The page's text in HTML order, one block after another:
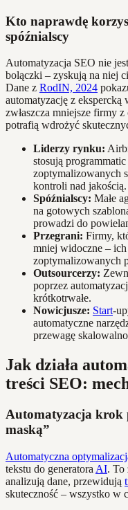
Kto naprawdę
spóźnialscy
Automatyzacja SEO nie
bolączki – zyskują na niej
Dane z RodIN, 2024
automatyzację z ekspercką
zwłaszcza mniejsze firmy
potrafią wdrożyć
Liderzy rynku:
stosują
zoptymalizowanych
kontroli nad jakością.
Spóźnialscy: Małe
na gotowych
prowadzi do
Przegrani: Firmy,
mniej widoczne – ich
zoptymalizowanych
Outsourcerzy:
poprzez
krótkotrwałe.
Nowicjusze: Start-
automatyczne
przewagę
Jak działa
treści SEO:
Automatyzacja krok
maską”
Automatyczna
tekstu do generatora AI. To
analizują dane, przewidują
skuteczność – wszystko w